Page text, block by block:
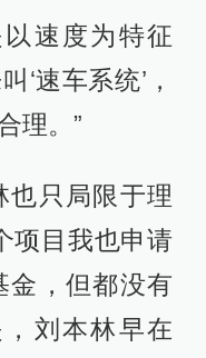
速度为特征
‘速车系统’，
理。”
也只局限于理
项目我也申请
金，但都没有
刘本林早在